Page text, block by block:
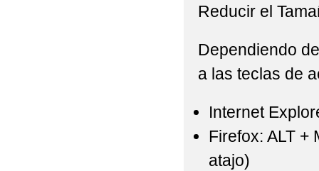
Reducir el
Dependiendo
a las teclas de
Internet
Firefox: ALT +
atajo)